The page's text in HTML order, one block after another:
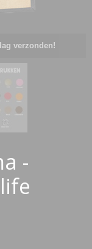
verzonden!
-